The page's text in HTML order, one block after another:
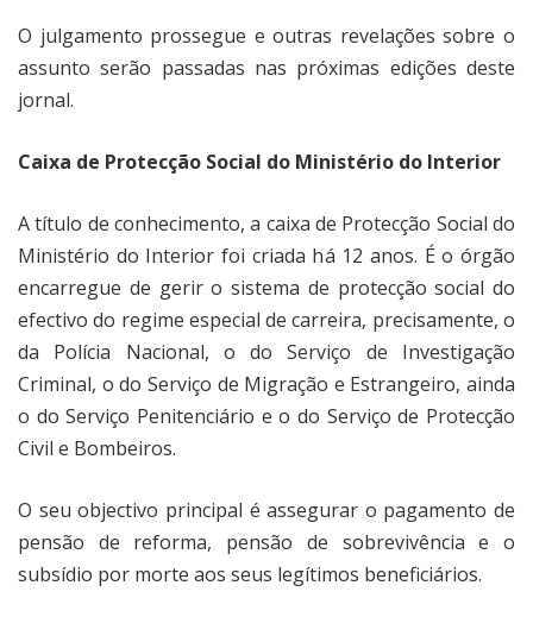
O julgamento prossegue e outras revelações sobre o
assunto serão passadas nas próximas edições deste
jornal.
Caixa de Protecção Social do Ministério do Interior
A título de conhecimento, a caixa de Protecção Social do
Ministério do Interior foi criada há 12 anos. É o órgão
encarregue de gerir o sistema de protecção social do
efectivo do regime especial de carreira, precisamente, o
da Polícia Nacional, o do Serviço de Investigação
Criminal, o do Serviço de Migração e Estrangeiro, ainda
o do Serviço Penitenciário e o do Serviço de Protecção
Civil e Bombeiros.
O seu objectivo principal é assegurar o pagamento de
pensão de reforma, pensão de sobrevivência e o
subsídio por morte aos seus legítimos beneficiários.